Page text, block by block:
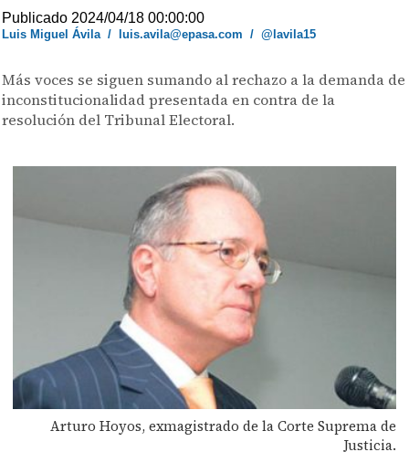
Publicado 2024/04/18 00:00:00
Luis Miguel Ávila/ luis.avila@epasa.com /@lavila15
Más voces se siguen sumando al rechazo a la demanda de
inconstitucionalidad presentada en contra de la
resolución del Tribunal Electoral.
Arturo Hoyos, exmagistrado de la Corte Suprema de
Justicia.